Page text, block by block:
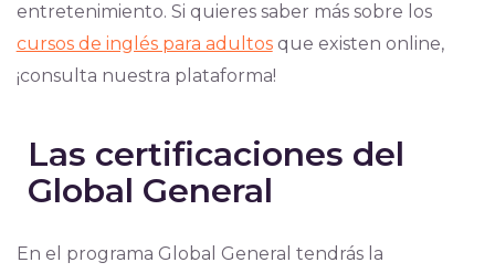
entretenimiento. Si quieres saber más sobre los
cursos de inglés para adultosque existen online,
¡consulta nuestra plataforma!
Las certificaciones del
Global General
En el programa Global General tendrás la